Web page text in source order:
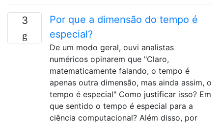
3
Por que a dimensão do tempo é
especial?
De um modo geral, ouvi analistas
numéricos opinarem que "Claro,
matematicamente falando, o tempo é
apenas outra dimensão, mas ainda assim, o
tempo é especial" Como justificar isso? Em
que sentido o tempo é especial para a
ciência computacional? Além disso, por